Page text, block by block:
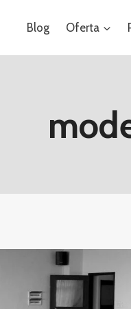
Blog Oferta